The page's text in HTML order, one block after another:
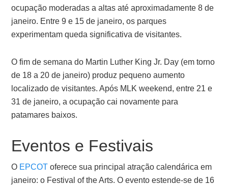
ocupação moderadas a altas até aproximadamente 8 de
janeiro. Entre 9 e 15 de janeiro, os parques
experimentam queda significativa de visitantes.
O fim de semana do Martin Luther King Jr. Day (em torno
de 18 a 20 de janeiro) produz pequeno aumento
localizado de visitantes. Após MLK weekend, entre 21 e
31 de janeiro, a ocupação cai novamente para
patamares baixos.
Eventos e Festivais
O EPCOT oferece sua principal atração calendárica em
janeiro: o Festival of the Arts. O evento estende-se de 16